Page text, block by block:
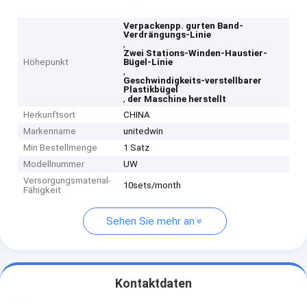
Höhepunkt
Verpackenpp. gurten Band-
Verdrängungs-Linie
,
Zwei Stations-Winden-Haustier-
Bügel-Linie
,
Geschwindigkeits-verstellbarer
Plastikbügel
, der Maschine herstellt
Herkunftsort
CHINA
Markenname
unitedwin
Min Bestellmenge
1 Satz
Modellnummer
UW
Versorgungsmaterial-
Fähigkeit
10sets/month
Sehen Sie mehr an
Kontaktdaten